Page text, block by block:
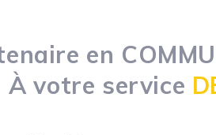
en
À votre service